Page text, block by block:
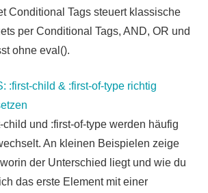
Conditional Tags steuert klassische
per Conditional Tags, AND, OR und
ohne eval().
:first-child & :first-of-type richtig
child und :first-of-type werden häufig
An kleinen Beispielen zeige
der Unterschied liegt und wie du
das erste Element mit einer